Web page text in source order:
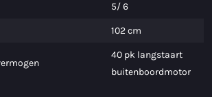
5/ 6
102 cm
40 pk langstaart
buitenboordmotor